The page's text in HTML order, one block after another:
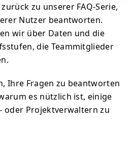
zu unserer FAQ-Serie,
Nutzer beantworten.
wir über Daten und die
die Teammitglieder
Ihre Fragen zu beantworten
es nützlich ist, einige
oder Projektverwaltern zu